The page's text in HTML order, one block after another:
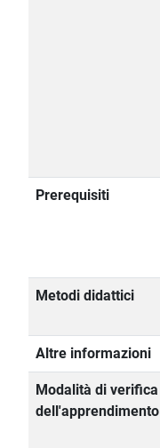
Prerequisiti
Metodi didattici
Altre informazioni
Modalità di verifica
dell'apprendimento